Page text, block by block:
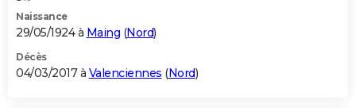
Naissance
29/05/1924 à Maing (Nord)
Décès
04/03/2017 à Valenciennes (Nord)